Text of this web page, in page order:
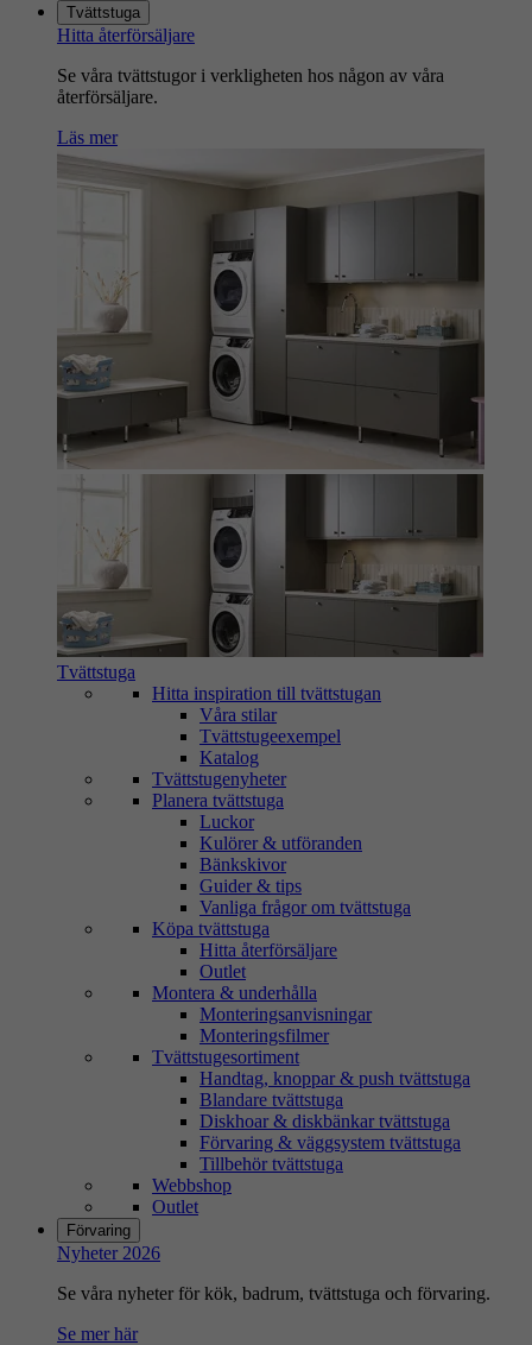
Tvättstuga
Hitta återförsäljare
Se våra tvättstugor i verkligheten hos någon av våra
återförsäljare.
Läs mer
Tvättstuga
Hitta inspiration till tvättstugan
Våra stilar
Tvättstugeexempel
Katalog
Tvättstugenyheter
Planera tvättstuga
Luckor
Kulörer & utföranden
Bänkskivor
Guider & tips
Vanliga frågor om tvättstuga
Köpa tvättstuga
Hitta återförsäljare
Outlet
Montera & underhålla
Monteringsanvisningar
Monteringsfilmer
Tvättstugesortiment
Handtag, knoppar & push tvättstuga
Blandare tvättstuga
Diskhoar & diskbänkar tvättstuga
Förvaring & väggsystem tvättstuga
Tillbehör tvättstuga
Webbshop
Outlet
Förvaring
Nyheter 2026
Se våra nyheter för kök, badrum, tvättstuga och förvaring.
Se mer här